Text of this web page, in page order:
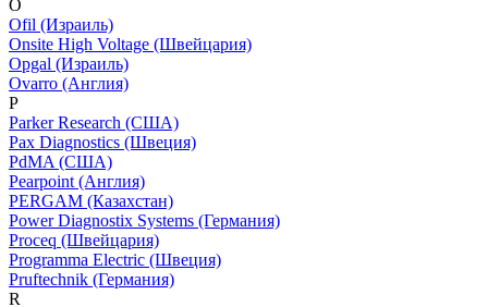
O
Ofil (Израиль)
Onsite High Voltage (Швейцария)
Opgal (Израиль)
Ovarro (Англия)
P
Parker Research (США)
Pax Diagnostics (Швеция)
PdMA (США)
Pearpoint (Англия)
PERGAM (Казахстан)
Power Diagnostix Systems (Германия)
Proceq (Швейцария)
Programma Electric (Швеция)
Pruftechnik (Германия)
R